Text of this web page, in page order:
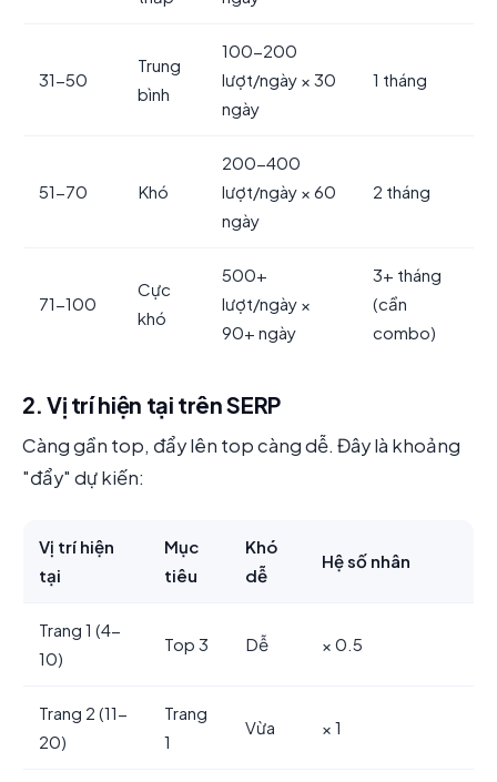
31-50
Trung
bình
100-200
lượt/ngày × 30
ngày
1 tháng
51-70 Khó
200-400
lượt/ngày × 60
ngày
2 tháng
71-100
Cực
khó
500+
lượt/ngày ×
90+ ngày
3+ tháng
(cần
combo)
2. Vị trí hiện tại trên SERP
Càng gần top, đẩy lên top càng dễ. Đây là khoảng
"đẩy" dự kiến:
Vị trí hiện
tại
Mục
tiêu
Khó
dễ
Hệ số nhân
Trang 1 (4-
10)
Top 3 Dễ × 0.5
Trang 2 (11-
20)
Trang
1
Vừa × 1